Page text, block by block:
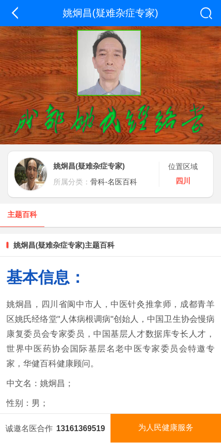
姚炯昌(疑难杂症专家)
姚炯昌(疑难杂症专家)
所属分类：骨科-名医百科
位置区域
四川
主题百科
姚炯昌(疑难杂症专家)主题百科
基本信息：
姚炯昌，四川省阆中市人，中医针灸推拿师，成都青羊
区姚氏经络堂"人体病根调病"创始人，中国卫生协会慢病
康复委员会专家委员，中国基层人才数据库专长人才，
世界中医药协会国际基层名老中医专家委员会特邀专
家，华健百科健康顾问。
中文名：姚炯昌；
性别：男；
国 籍：中国；
诚邀名医合作 13161369519 为人民健康服务
国医名师